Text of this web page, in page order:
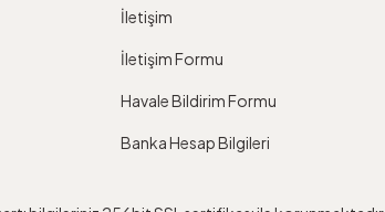
İletişim
İletişim Formu
Havale Bildirim Formu
Banka Hesap Bilgileri